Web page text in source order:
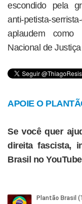
escondido pela
anti-petista-
aplaudem
Nacional de
APOIE O
Se você quer
direita fascista,
Brasil no